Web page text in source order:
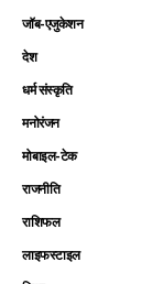
जॉब-एजुकेशन
देश
धर्म संस्कृति
मनोरंजन
मोबाइल-टेक
राजनीति
राशिफल
लाइफस्टाइल